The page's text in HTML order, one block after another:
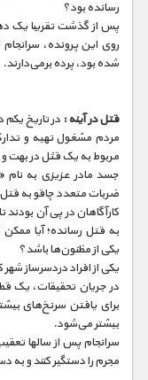
رسانده بود؟
پس از گذشت تقریبا یک دهه
روی این پرونده،
شده بود، پرده برمی‌دارند.
قتل در آینه :
مردم مشغول تهیه و
مربوط به یک قثل در بهت
جسد مادر عزیزی به نام
ضربات متعدد چاقو به
کارآگاهان در پی آن
به قتل رسانده؛ آیا
یکی از مظنون‌ها باشد؟
یکی از افراد دردسرساز
در جریان تحقیقات، یک
برای یافتن سرنخ‌های
بیشتر می‌شود.
سرانجام پس از سالها
مجرم را دستگیر کنند و به